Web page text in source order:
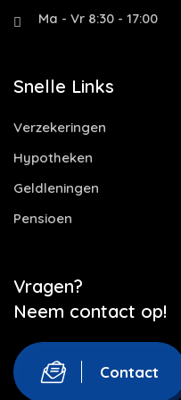
Ma - Vr 8:30 - 17:00
Snelle Links
Verzekeringen
Hypotheken
Geldleningen
Pensioen
Vragen?
Neem contact op!
Contact